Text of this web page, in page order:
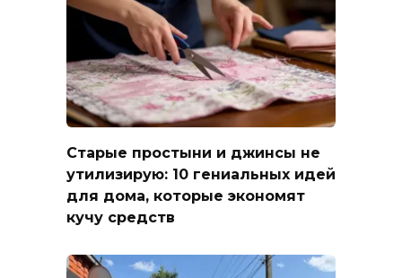
Старые простыни и джинсы не
утилизирую: 10 гениальных идей
для дома, которые экономят
кучу средств